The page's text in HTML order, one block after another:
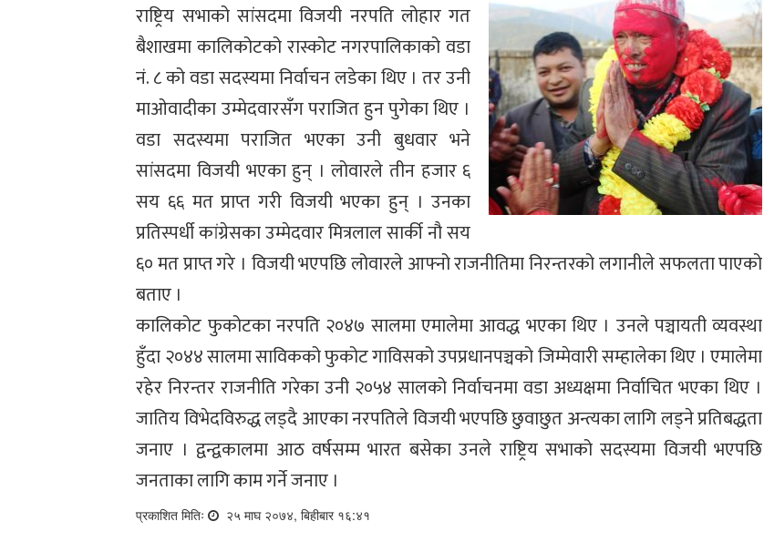
राष्ट्रिय सभाको सांसदमा विजयी नरपति लोहार गत
बैशाखमा कालिकोटको रास्कोट नगरपालिकाको वडा
नं. ८ को वडा सदस्यमा निर्वाचन लडेका थिए । तर उनी
माओवादीका उम्मेदवारसँग पराजित हुन पुगेका थिए ।
वडा सदस्यमा पराजित भएका उनी बुधवार भने
सांसदमा विजयी भएका हुन् । लोवारले तीन हजार ६
सय ६६ मत प्राप्त गरी विजयी भएका हुन् । उनका
प्रतिस्पर्धी कांग्रेसका उम्मेदवार मित्रलाल सार्की नौ सय
६० मत प्राप्त गरे । विजयी भएपछि लोवारले आफ्नो राजनीतिमा निरन्तरको लगानीले सफलता पाएको
बताए ।
कालिकोट फुकोटका नरपति २०४७ सालमा एमालेमा आवद्ध भएका थिए । उनले पञ्चायती व्यवस्था
हुँदा २०४४ सालमा साविकको फुकोट गाविसको उपप्रधानपञ्चको जिम्मेवारी सम्हालेका थिए । एमालेमा
रहेर निरन्तर राजनीति गरेका उनी २०५४ सालको निर्वाचनमा वडा अध्यक्षमा निर्वाचित भएका थिए ।
जातिय विभेदविरुद्ध लड्दै आएका नरपतिले विजयी भएपछि छुवाछुत अन्त्यका लागि लड्ने प्रतिबद्धता
जनाए । द्वन्द्वकालमा आठ वर्षसम्म भारत बसेका उनले राष्ट्रिय सभाको सदस्यमा विजयी भएपछि
जनताका लागि काम गर्ने जनाए ।
प्रकाशित मितिः २५ माघ २०७४, बिहीबार १६:४१